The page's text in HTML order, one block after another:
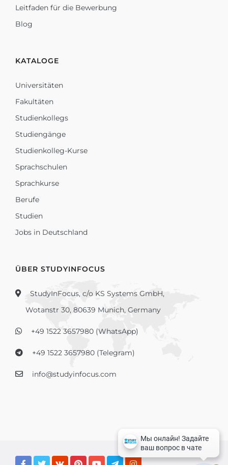
Leitfaden für die Bewerbung
Blog
KATALOGE
Universitäten
Fakultäten
Studienkollegs
Studiengänge
Studienkolleg-Kurse
Sprachschulen
Sprachkurse
Berufe
Studien
Jobs in Deutschland
ÜBER STUDYINFOCUS
StudyInFocus, c/o KS Systems GmbH,
Wotanstr 30, 80639 Munich, Germany
+49 1522 3657980 (WhatsApp)
+49 1522 3657980 (Telegram)
info@studyinfocus.com